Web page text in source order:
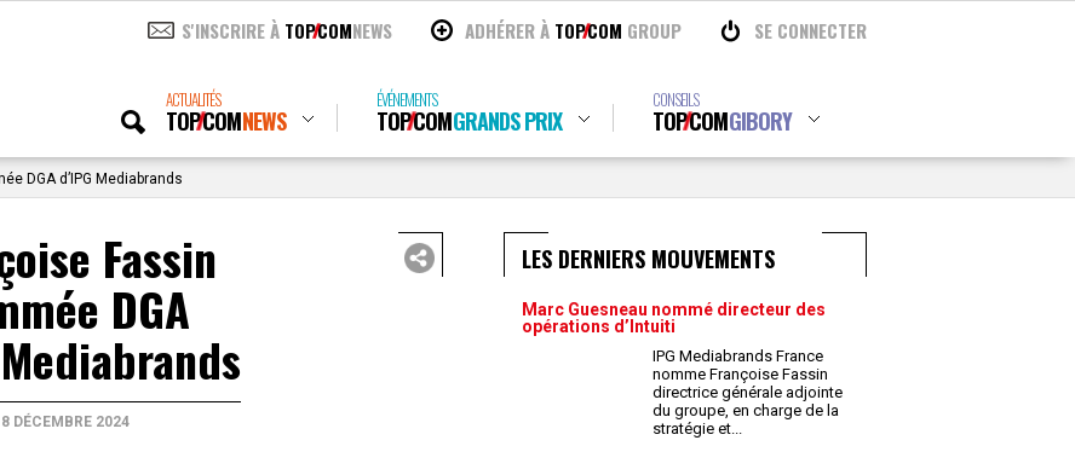
S'INSCRIRE À TOPCOMNEWS ADHÉRER À TOPCOM GROUP SE CONNECTER
ACTUALITÉS
TOPCOMNEWS
ÉVÉNEMENTS
TOPCOMGRANDS PRIX
CONSEILS
TOPCOMGIBORY
DGA d’IPG Mediabrands
Fassin
DGA
8 DÉCEMBRE 2024
LES DERNIERS MOUVEMENTS
Marc Guesneau nommé directeur des
opérations d’Intuiti
IPG Mediabrands France
nomme Françoise Fassin
directrice générale adjointe
du groupe, en charge de la
stratégie et...